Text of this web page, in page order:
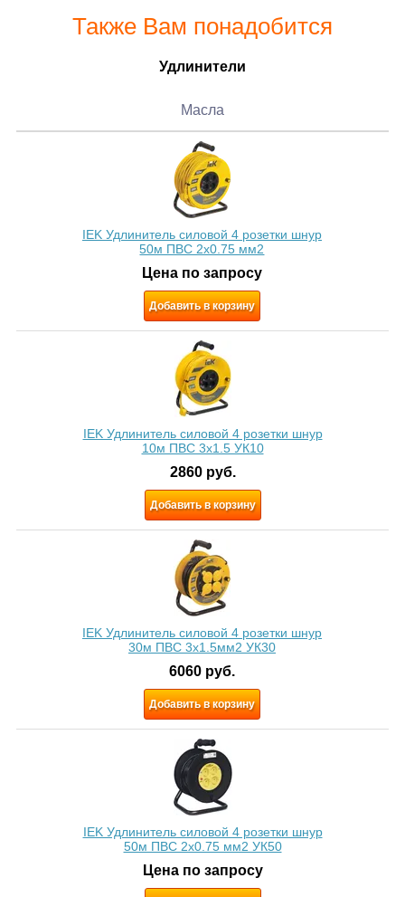
Также Вам понадобится
Удлинители
Масла
IEK Удлинитель силовой 4 розетки шнур
50м ПВС 2х0.75 мм2
Цена по запросу
Добавить в корзину
IEK Удлинитель силовой 4 розетки шнур
10м ПВС 3x1.5 УК10
2860 руб.
Добавить в корзину
IEK Удлинитель силовой 4 розетки шнур
30м ПВС 3х1.5мм2 УК30
6060 руб.
Добавить в корзину
IEK Удлинитель силовой 4 розетки шнур
50м ПВС 2х0.75 мм2 УК50
Цена по запросу